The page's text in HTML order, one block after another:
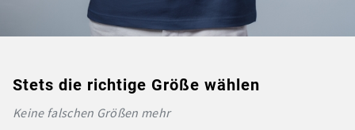
Stets die richtige Größe wählen
Keine falschen Größen mehr